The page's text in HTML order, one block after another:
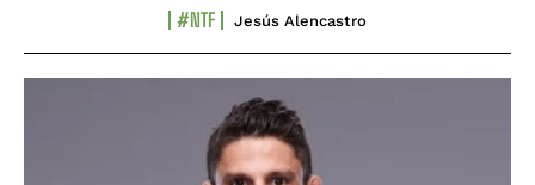
#NTF Jesús Alencastro